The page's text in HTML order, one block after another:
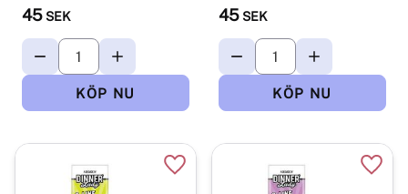
45 SEK 45 SEK
Lägg till i favoriter